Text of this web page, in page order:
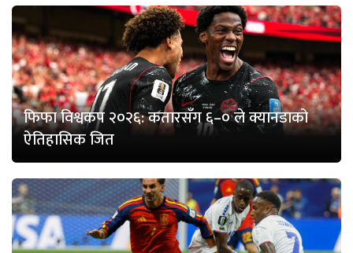
फिफा विश्वकप २०२६: कतारसँग ६–० ले क्यानडाको
ऐतिहासिक जित